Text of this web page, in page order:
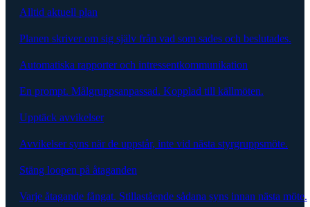
Alltid aktuell plan
Planen skriver om sig själv från vad som sades och beslutades.
Automatiska rapporter och intressentkommunikation
En prompt. Målgruppsanpassad. Kopplad till källmöten.
Upptäck avvikelser
Avvikelser syns när de uppstår, inte vid nästa styrgruppsmöte.
Stäng loopen på åtaganden
Varje åtagande fångat. Stillastående sådana syns innan nästa möte.